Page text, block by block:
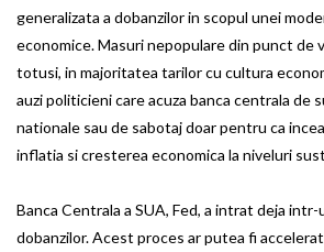
generalizata a dobanzilor in scopul unei
economice. Masuri nepopulare din punct de
totusi, in majoritatea tarilor cu cultura
auzi politicieni care acuza banca centrala de
nationale sau de sabotaj doar pentru ca
inflatia si cresterea economica la niveluri
Banca Centrala a SUA, Fed, a intrat deja
dobanzilor. Acest proces ar putea fi